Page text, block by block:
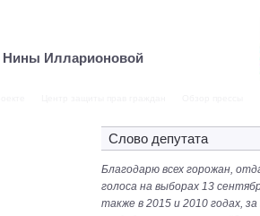
Нины Илларионовой
Слово депутата
Благодарю всех горожан,
голоса на выборах 13
также в 2015 и 2010 годах, за